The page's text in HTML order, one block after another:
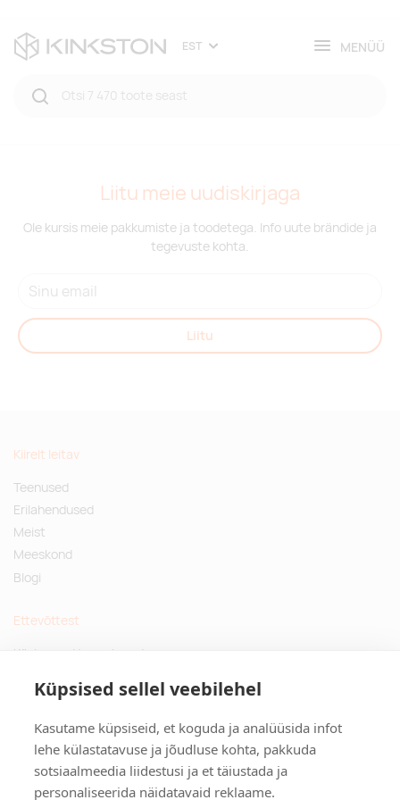
Küpsised sellel veebilehel
Kasutame küpsiseid, et koguda ja analüüsida infot
lehe külastatavuse ja jõudluse kohta, pakkuda
sotsiaalmeedia liidestusi ja et täiustada ja
personaliseerida näidatavaid reklaame.
EST MENÜÜ
Liitu meie uudiskirjaga
Ole kursis meie pakkumiste ja toodetega. Info uute brändide ja
tegevuste kohta.
Liitu
Kiirelt leitav
Teenused
Erilahendused
Meist
Meeskond
Blogi
Ettevõttest
Küsimused ja vastused
Privaatsuspoliitika
Kontakt
Tulika põik 3, Tallinn
info@kinkston.ee